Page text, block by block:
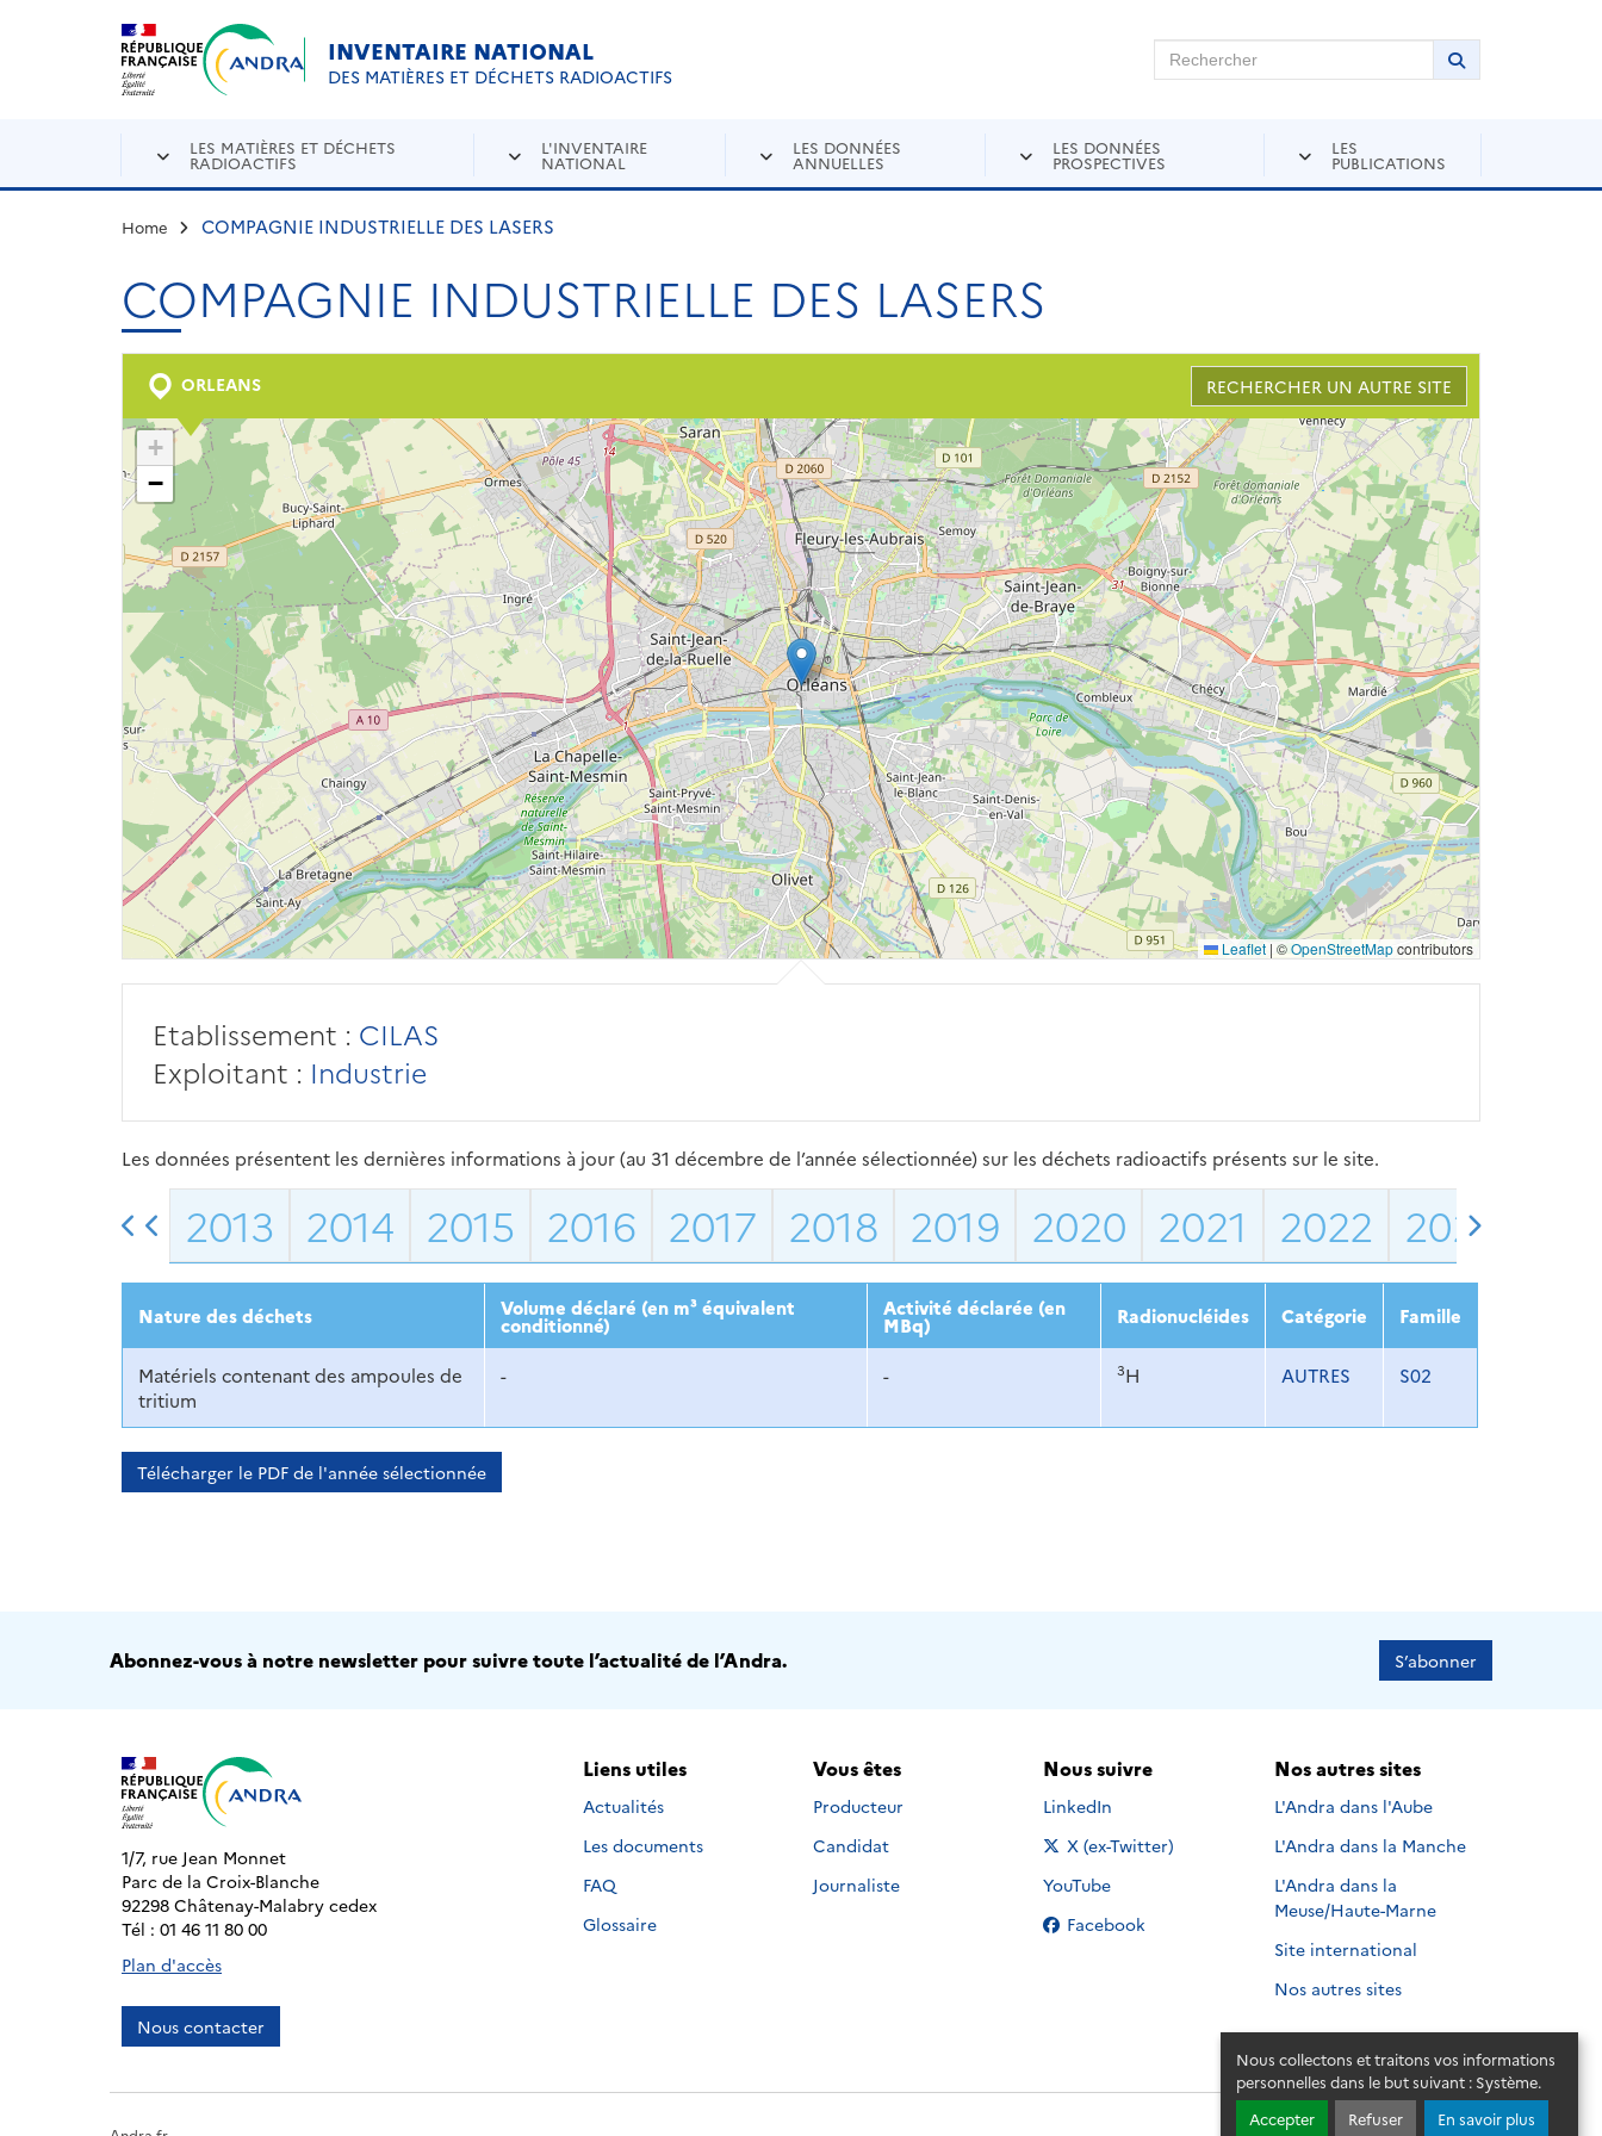
Nous collectons et traitons vos informations
personnelles dans le but suivant : Système.
Accepter
Refuser En savoir plus
Aller au contenu principal
INVENTAIRE NATIONAL
DES MATIÈRES ET DÉCHETS RADIOACTIFS
Rechercher sur Andra Inventaire Rechercher
Lancer la
LES MATIÈRES ET DÉCHETS
RADIOACTIFS
L'INVENTAIRE
NATIONAL
LES DONNÉES
ANNUELLES
LES DONNÉES
PROSPECTIVES
LES
PUBLICATIONS
Home COMPAGNIE INDUSTRIELLE DES LASERS
COMPAGNIE INDUSTRIELLE DES LASERS
ORLEANS RECHERCHER UN AUTRE SITE
+
−
Leaflet | ©OpenStreetMapcontributors
Etablissement : CILAS
Exploitant : Industrie
Les données présentent les dernières informations à jour (au 31 décembre de l’année sélectionnée) sur les déchets radioactifs présents sur le site.
2013 2014 2015 2016 2017 2018 2019 2020 2021 2022 2023
Nature des déchets Volume déclaré (en m³ équivalent
conditionné)
Activité déclarée (en
MBq) Radionucléides Catégorie Famille
Matériels contenant des ampoules de
tritium
- - 3H AUTRES S02
Télécharger le PDF de l'année sélectionnée
Abonnez-vous à notre newsletter pour suivre toute l’actualité de l’Andra. S’abonner
1/7, rue Jean Monnet
Parc de la Croix-Blanche
92298 Châtenay-Malabry cedex
Tél : 01 46 11 80 00
Plan d'accès
Nous contacter
Liens utiles
Actualités
Les documents
FAQ
Glossaire
Vous êtes
Producteur
Candidat
Journaliste
Nous suivre
Nous suivre sur
LinkedIn
Nous suivre sur
X (ex-Twitter)
Nous suivre sur
YouTube
Nous suivre sur
Facebook
Nos autres sites
L'Andra dans l'Aube
L'Andra dans la Manche
L'Andra dans la
Meuse/Haute-Marne
Site international
Nos autres sites